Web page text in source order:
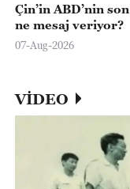
Çin’in ABD’nin
ne mesaj veriyor?
07-Aug-2026
VİDEO